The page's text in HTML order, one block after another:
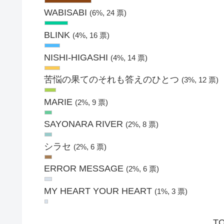
WABISABI (6%, 24 票)
BLINK (4%, 16 票)
NISHI-HIGASHI (4%, 14 票)
苦悩の果てのそれも答えのひとつ (3%, 12 票)
MARIE (2%, 9 票)
SAYONARA RIVER (2%, 8 票)
シラセ (2%, 6 票)
ERROR MESSAGE (2%, 6 票)
MY HEART YOUR HEART (1%, 3 票)